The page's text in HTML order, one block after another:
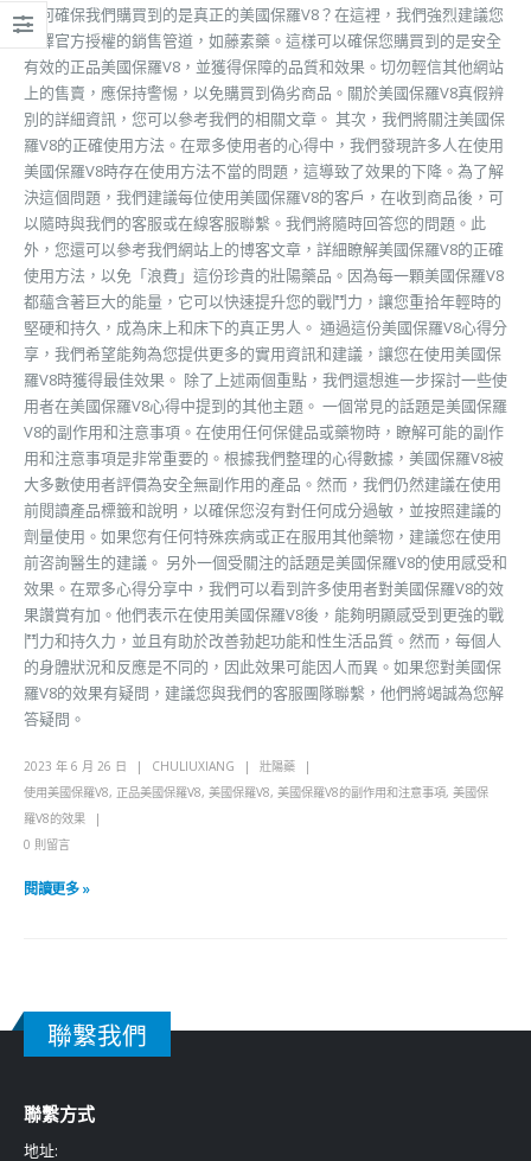
如何確保我們購買到的是真正的美國保羅V8？在這裡，我們強烈建議您
選擇官方授權的銷售管道，如藤素藥。這樣可以確保您購買到的是安全
有效的正品美國保羅V8，並獲得保障的品質和效果。切勿輕信其他網站
上的售賣，應保持警惕，以免購買到偽劣商品。關於美國保羅V8真假辨
別的詳細資訊，您可以參考我們的相關文章。 其次，我們將關注美國保
羅V8的正確使用方法。在眾多使用者的心得中，我們發現許多人在使用
美國保羅V8時存在使用方法不當的問題，這導致了效果的下降。為了解
決這個問題，我們建議每位使用美國保羅V8的客戶，在收到商品後，可
以隨時與我們的客服或在線客服聯繫。我們將隨時回答您的問題。此
外，您還可以參考我們網站上的博客文章，詳細瞭解美國保羅V8的正確
使用方法，以免「浪費」這份珍貴的壯陽藥品。因為每一顆美國保羅V8
都蘊含著巨大的能量，它可以快速提升您的戰鬥力，讓您重拾年輕時的
堅硬和持久，成為床上和床下的真正男人。 通過這份美國保羅V8心得分
享，我們希望能夠為您提供更多的實用資訊和建議，讓您在使用美國保
羅V8時獲得最佳效果。 除了上述兩個重點，我們還想進一步探討一些使
用者在美國保羅V8心得中提到的其他主題。 一個常見的話題是美國保羅
V8的副作用和注意事項。在使用任何保健品或藥物時，瞭解可能的副作
用和注意事項是非常重要的。根據我們整理的心得數據，美國保羅V8被
大多數使用者評價為安全無副作用的產品。然而，我們仍然建議在使用
前閱讀產品標籤和說明，以確保您沒有對任何成分過敏，並按照建議的
劑量使用。如果您有任何特殊疾病或正在服用其他藥物，建議您在使用
前咨詢醫生的建議。 另外一個受關注的話題是美國保羅V8的使用感受和
效果。在眾多心得分享中，我們可以看到許多使用者對美國保羅V8的效
果讚賞有加。他們表示在使用美國保羅V8後，能夠明顯感受到更強的戰
鬥力和持久力，並且有助於改善勃起功能和性生活品質。然而，每個人
的身體狀況和反應是不同的，因此效果可能因人而異。如果您對美國保
羅V8的效果有疑問，建議您與我們的客服團隊聯繫，他們將竭誠為您解
答疑問。
2023 年 6 月 26 日 CHULIUXIANG
壯陽藥
使用美國保羅V8, 正品美國保羅V8, 美國保羅V8, 美國保羅V8的副作用和注意事項, 美國保
羅V8的效果
0 則留言
閱讀更多 »
聯繫我們
聯繫方式
地址: